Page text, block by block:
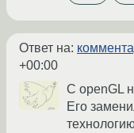
Ответ на:
+00:00
С openGL
Его